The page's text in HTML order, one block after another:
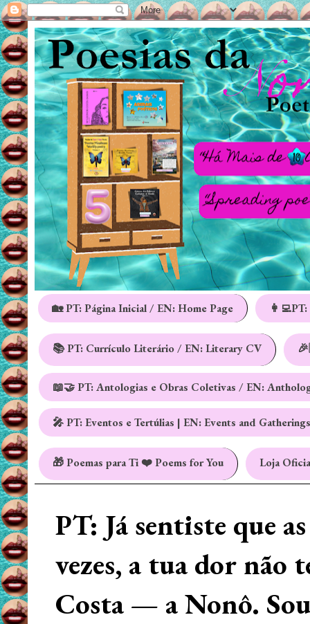
🏡 PT: Página Inicial / EN: Home Page
📚 PT: Currículo Literário / EN: Literary CV
📖🤝 PT: Antologias e Obras Coletivas / EN:
🎤 PT: Eventos e Tertúlias | EN: Events and Gatherings
🎁 Poemas para Ti ❤️ Poems for You Loja
PT: Já sentiste que
vezes, a tua dor não
Costa — a Nonô.